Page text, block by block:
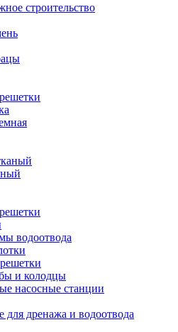
строительство
водоотвода
и колодцы
насосные станции
дренажа и водоотвода